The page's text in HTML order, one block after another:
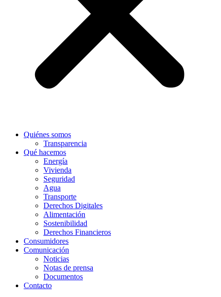
Quiénes somos
Transparencia
Qué hacemos
Energía
Vivienda
Seguridad
Agua
Transporte
Derechos Digitales
Alimentación
Sostenibilidad
Derechos Financieros
Consumidores
Comunicación
Noticias
Notas de prensa
Documentos
Contacto